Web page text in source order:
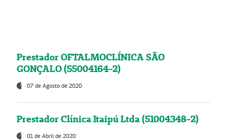
Prestador OFTALMOCLÍNICA SÃO
GONÇALO (55004164-2)
07 de Agosto de 2020
Prestador Clínica Itaipú Ltda (51004348-2)
01 de Abril de 2020